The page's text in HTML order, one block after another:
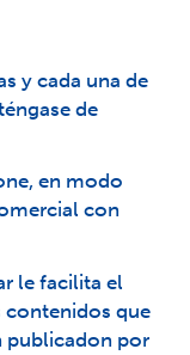
y cada una de
de
en modo
con
le facilita el
contenidos que
publicadon por